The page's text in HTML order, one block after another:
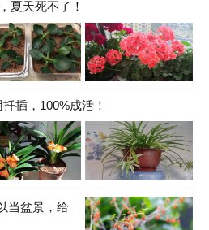
夏天死不了！
插，100%成活！
当盆景，给